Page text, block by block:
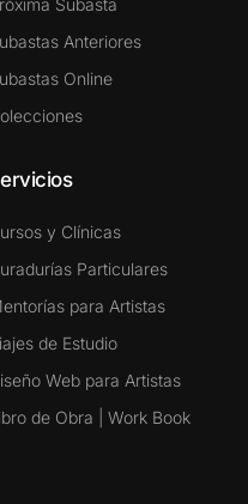
Subastas Anteriores
Subastas Online
Colecciones
Servicios
Cursos y Clínicas
Curadurías Particulares
Mentorías para Artistas
de Estudio
Diseño Web para Artistas
Libro de Obra | Work Book